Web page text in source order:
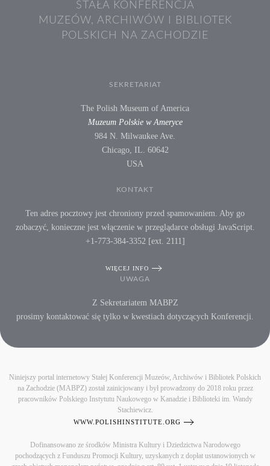
STAŁA KONFERENCJA
MUZEÓW, ARCHIWÓW I BIBLIOTEK
POLSKICH NA ZACHODZIE
SEKRETARIAT
The Polish Museum of America
Muzeum Polskie w Ameryce
984 N. Milwaukee Ave.
Chicago, IL. 60642
USA
KONTAKT
Ten adres pocztowy jest chroniony przed spamowaniem. Aby go
zobaczyć, konieczne jest włączenie w przeglądarce obsługi JavaScript.
+1-773-384-3352 [ext. 2111]
WIĘCEJ INFO
UWAGA
Z Sekretariatem MABPZ
prosimy kontaktować się tylko w kwestiach dotyczących Konferencji.
Niniejszy portal internetowy Stałej Konferencji Muzeów, Archiwów i Bibliotek Polskich
na Zachodzie (MABPZ) został zainicjowany i był prowadzony do 2018 roku przez
pracowników Polskiego Instytutu Naukowego w Kanadzie i Biblioteki im. Wandy
Stachiewicz.
WWW.POLISHINSTITUTE.ORG
Dofinansowano ze środków Ministra Kultury i Dziedzictwa Narodowego
pochodzących z Funduszu Promocji Kultury, uzyskanych z dopłat ustanowionych w